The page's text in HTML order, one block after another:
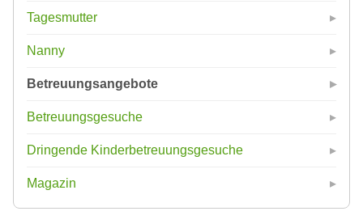
Tagesmutter
Nanny
Betreuungsangebote
Betreuungsgesuche
Dringende Kinderbetreuungsgesuche
Magazin